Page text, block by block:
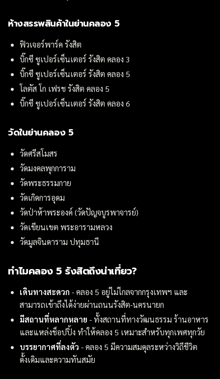
ห้างสรรพสินค้าในย่านคลอง 5
ฟิวเจอร์พาร์ค รังสิต
บิ๊กซี ซูเปอร์เซ็นเตอร์ รังสิต คลอง 3
บิ๊กซี ซูเปอร์เซ็นเตอร์ รังสิต คลอง 5
โลตัส โก เฟรช รังสิต คลอง 5
บิ๊กซี ซูเปอร์เซ็นเตอร์ รังสิต คลอง 6
วัดในย่านคลอง 5
วัดศรีสโมสร
วัดมงคลพุกการาม
วัดพระธรรมกาย
วัดเกิดการอุดม
วัดป่าห้าพระองค์ (วัดปัญจบูรพาจารย์)
วัดเขียนเขต พระอารามหลวง
วัดมูลจินดาราม ปทุมธานี
ทำไมคลอง 5 รังสิตถึงน่าเที่ยว?
เดินทางสะดวก - คลอง 5 อยู่ไม่ไกลจากกรุงเทพฯ และ
สามารถเข้าถึงได้ง่ายผ่านถนนรังสิต-นครนายก
มีสถานที่หลากหลาย - ทั้งสถานที่ทางวัฒนธรรม ร้านอาหาร
และแหล่งช็อปปิ้ง ทำให้คลอง 5 เหมาะสำหรับทุกเพศทุกวัย
บรรยากาศที่ลงตัว - คลอง 5 มีความสมดุลระหว่างวิถีชีวิต
ดั้งเดิมและความทันสมัย